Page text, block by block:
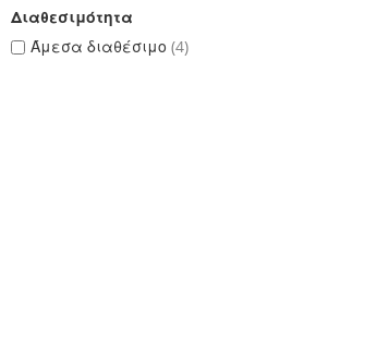
Διαθεσιμότητα
Άμεσα διαθέσιμο 4